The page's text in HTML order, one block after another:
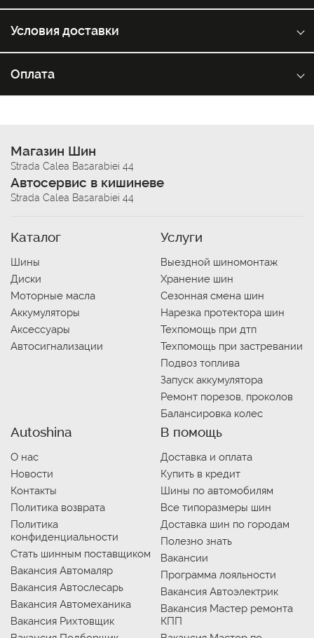
Условия доставки
Оплата
Магазин Шин
Strada Calea Basarabiei 44
Автосервис в кишиневе
Strada Calea Basarabiei 44
Каталог
Шины
Диски
Моторные масла
Аккумуляторы
Аксессуары
Автосигнализации
Услуги
Выездной шиномонтаж
Хранение шин
Сезонная смена шин
Нарезка протектора шин
Техпомощь при дтп
Техпомощь при застревании
Подвоз топлива
Запуск аккумулятора
Ремонт порезов, проколов
Балансировка колес
Autoshina
О нас
Новости
Контакты
Политика возврата
Политика
конфиденциальности
Стать шинным поставщиком
Вакансия Автомаляр
Вакансия Автослесарь
Вакансия Автомеханика
Вакансия Рихтовщик
В помощь
Доставка и оплата
Купить в кредит
Шины по автомобилям
Все типоразмеры шин
Доставка шин по городам
Полезно знать
Вакансии
Программа лояльности
Вакансия Автоэлектрик
Вакансия Мастер ремонта
КПП